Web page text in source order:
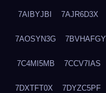
7AIBYJBI 7AJR6D3X
7AOSYN3G 7BVHAFGY
7C4MI5MB 7CCV7IAS
7DXTFT0X 7DYZC5PF